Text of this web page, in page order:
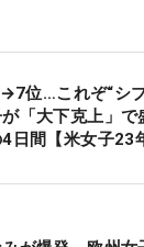
位…これぞ“シ
が「大下克上」
日間【米女子23